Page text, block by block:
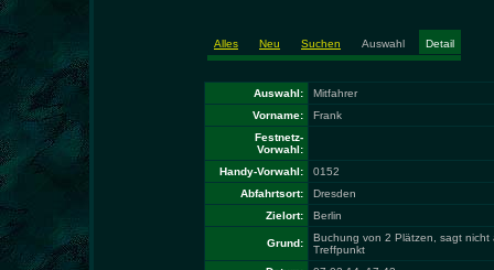
Alles Neu Suchen Auswahl Detail
Auswahl:
Mitfahrer
Vorname:
Frank
Festnetz-
Vorwahl:
Handy-Vorwahl:
0152
Abfahrtsort:
Dresden
Zielort:
Berlin
Grund:
Buchung von 2 Plätzen, sagt nicht
Treffpunkt